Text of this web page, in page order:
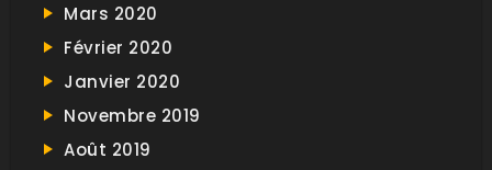
Mars 2020
Février 2020
Janvier 2020
Novembre 2019
Août 2019